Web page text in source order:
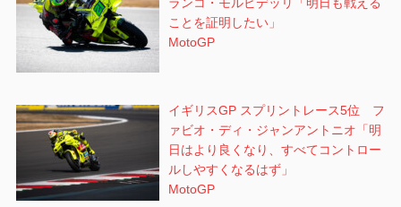
ことを証明したい」
MotoGP
イギリスGP スプリントレース5位 フ
ァビオ・ディ・ジャンアントニオ「明
日はより良くなり、すべてコントロー
ルしやすくなるはず」
MotoGP